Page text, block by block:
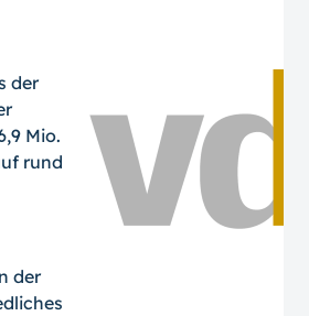
der
Mio.
rund
der